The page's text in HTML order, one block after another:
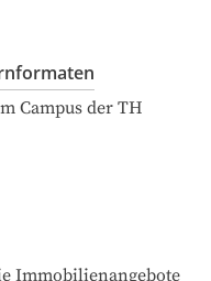
Campus der TH
Immobilienangebote